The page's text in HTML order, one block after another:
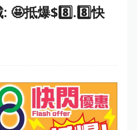
: 🤩抵爆$8️⃣.8️⃣快